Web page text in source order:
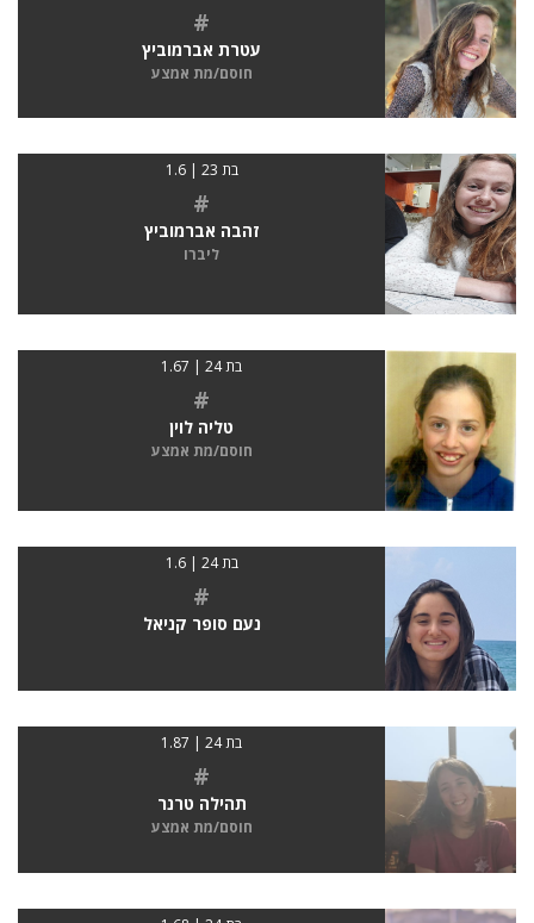
#
עטרת אברמוביץ
חוסם/מת אמצע
בת 23 | 1.6
#
זהבה אברמוביץ
ליברו
בת 24 | 1.67
#
טליה לוין
חוסם/מת אמצע
בת 24 | 1.6
#
נעם סופר קניאל
בת 24 | 1.87
#
תהילה טרנר
חוסם/מת אמצע